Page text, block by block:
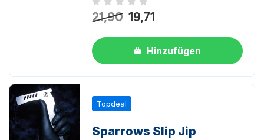
Noch keine Bewertungen
21,90 19,71
Hinzufügen
Topdeal
Sparrows Slip Jip